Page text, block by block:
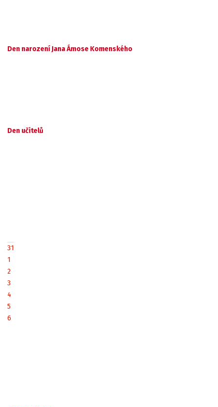
Den narození Jana Ámose Komenského
Den učitelů
31
1
2
3
4
5
6